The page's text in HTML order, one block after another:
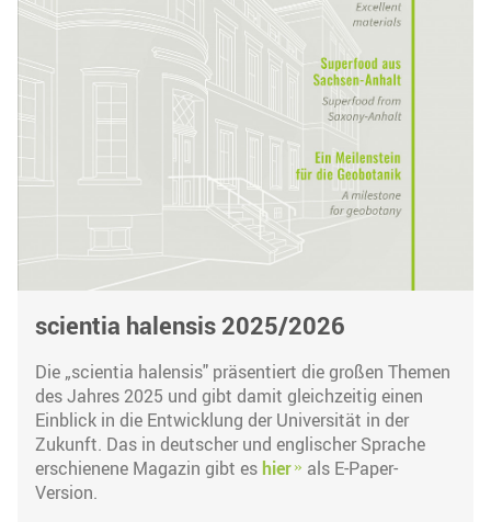
scientia halensis 2025/2026
Die „scientia halensis" präsentiert die großen Themen
des Jahres 2025 und gibt damit gleichzeitig einen
Einblick in die Entwicklung der Universität in der
Zukunft. Das in deutscher und englischer Sprache
erschienene Magazin gibt eshier
als E-Paper-
Version.